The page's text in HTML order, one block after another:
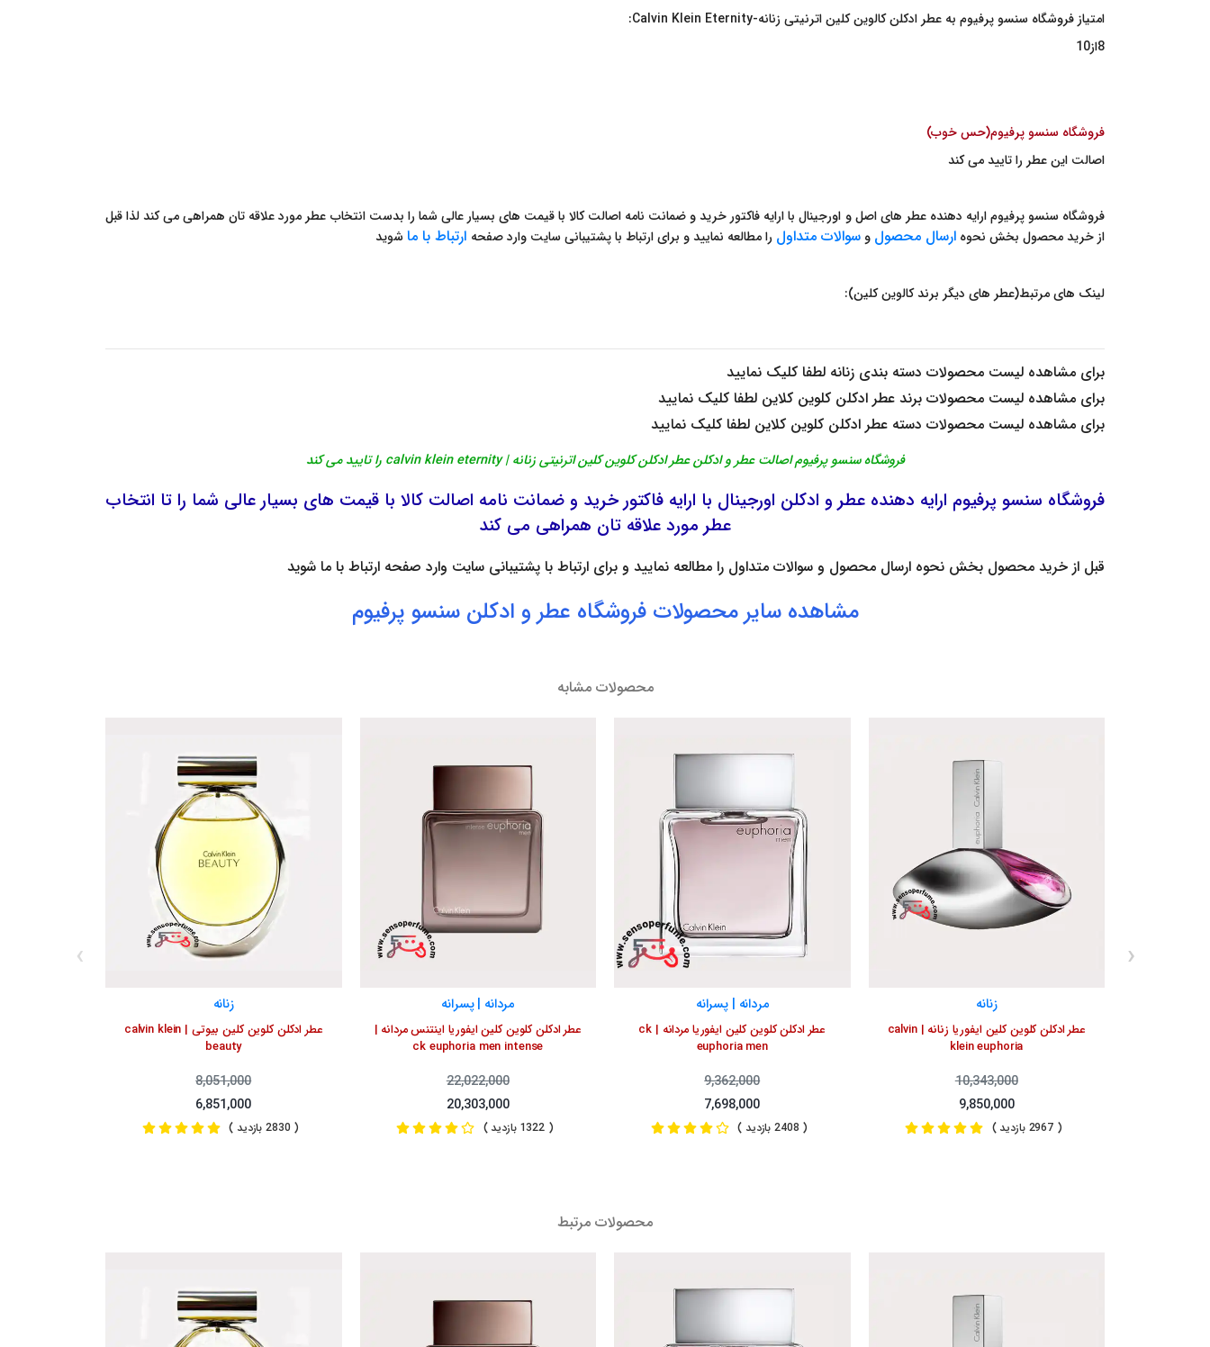
امتیاز فروشگاه سنسو پرفیوم به عطر ادکلن کالوین کلین اترنیتی زنانه-Calvin Klein Eternity:
8از10
فروشگاه سنسو پرفیوم(حس خوب)
اصالت این عطر را تایید می کند
فروشگاه سنسو پرفیوم ارایه دهنده عطر های اصل و اورجینال با ارایه فاکتور خرید و ضمانت نامه اصالت کالا با قیمت های بسیار عالی شما را بدست انتخاب عطر مورد علاقه تان همراهی می کند لذا قبل
از خرید محصول بخش نحوه ارسال محصول و سوالات متداول را مطالعه نمایید و برای ارتباط با پشتیبانی سایت وارد صفحه ارتباط با ماشوید
لینک های مرتبط(عطر های دیگر برند کالوین کلین):
برای مشاهده لیست محصولات دسته بندی زنانه لطفا کلیک نمایید
برای مشاهده لیست محصولات برند عطر ادکلن کلوین کلاین لطفا کلیک نمایید
برای مشاهده لیست محصولات دسته عطر ادکلن کلوین کلاین لطفا کلیک نمایید
فروشگاه سنسو پرفیوم اصالت عطر و ادکلن عطر ادکلن کلوین کلین اترنیتی زنانه | calvin klein eternity را تایید می کند
فروشگاه سنسو پرفیوم ارایه دهنده عطرو ادکلن اورجینال با ارایه فاکتور خرید و ضمانت نامه اصالت کالا با قیمت های بسیار عالی شما را تا انتخاب
عطر مورد علاقه تان همراهی می کند
قبل از خرید محصول بخش نحوه ارسال محصول و سوالات متداول را مطالعه نمایید و برای ارتباط با پشتیبانی سایت وارد صفحه ارتباط با ما شوید
مشاهده سایر محصولات فروشگاه عطرو ادکلن سنسو پرفیوم
محصولات مشابه
زنانه
عطر ادکلن کلوین کلین بیوتی | calvin klein
beauty
8,051,000
6,851,000
( 2830 بازدید )
مردانه | پسرانه
عطر ادکلن کلوین کلین ایفوریا اینتنس مردانه |
ck euphoria men intense
22,022,000
20,303,000
( 1322 بازدید )
مردانه | پسرانه
عطر ادکلن کلوین کلین ایفوریا مردانه | ck
euphoria men
9,362,000
7,698,000
( 2408 بازدید )
زنانه
عطر ادکلن کلوین کلین ایفوریا زنانه | calvin
klein euphoria
10,343,000
9,850,000
( 2967 بازدید )
‹ ›
محصولات مرتبط